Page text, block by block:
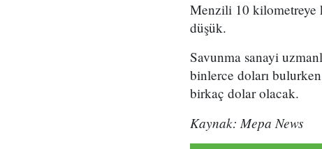
Menzili 10 kilometreye
düşük.
Savunma sanayi
binlerce doları
birkaç dolar olacak.
Kaynak: Mepa News